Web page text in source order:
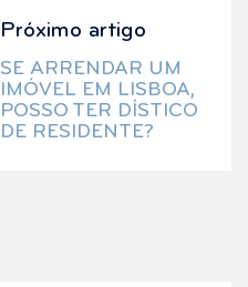
Próximo artigo
SE ARRENDAR UM
IMÓVEL EM LISBOA,
POSSO TER DÍSTICO
DE RESIDENTE?